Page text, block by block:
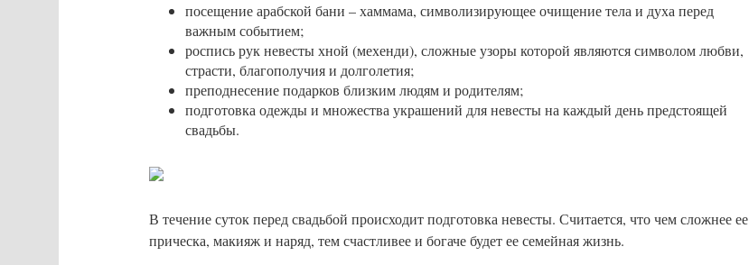
посещение арабской бани – хаммама, символизирующее очищение тела и духа перед
важным событием;
роспись рук невесты хной (мехенди), сложные узоры которой являются символом любви,
страсти, благополучия и долголетия;
преподнесение подарков близким людям и родителям;
подготовка одежды и множества украшений для невесты на каждый день предстоящей
свадьбы.
В течение суток перед свадьбой происходит подготовка невесты. Считается, что чем сложнее ее
прическа, макияж и наряд, тем счастливее и богаче будет ее семейная жизнь.